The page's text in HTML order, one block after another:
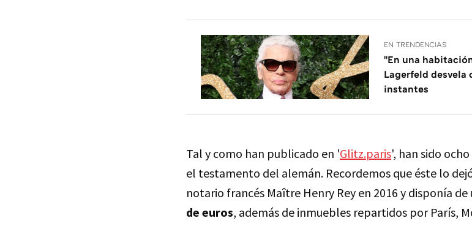
EN TRENDENCIAS
"En una
Lagerfeld desvela
instantes
Tal y como han publicado en 'Glitz.paris', han sido
el testamento del alemán. Recordemos que éste lo
notario francés Maître Henry Rey en 2016 y disponía
de euros, además de inmuebles repartidos por París,